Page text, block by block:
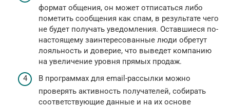
формат общения, он может отписаться либо
пометить сообщения как спам, в результате чего
не будет получать уведомления. Оставшиеся по-
настоящему заинтересованные люди обретут
лояльность и доверие, что выведет компанию
на увеличение уровня прямых продаж.
В программах для email-рассылки можно
проверять активность получателей, собирать
соответствующие данные и на их основе